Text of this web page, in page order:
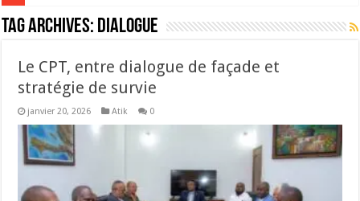
Tag Archives: Dialogue
Le CPT, entre dialogue de façade et
stratégie de survie
janvier 20, 2026 Atik 0